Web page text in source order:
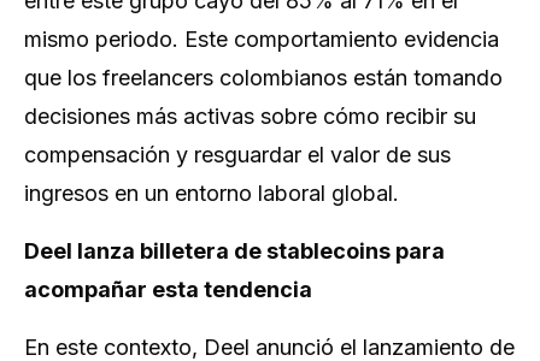
mismo periodo. Este comportamiento evidencia
que los freelancers colombianos están tomando
decisiones más activas sobre cómo recibir su
compensación y resguardar el valor de sus
ingresos en un entorno laboral global.
Deel lanza billetera de stablecoins para
acompañar esta tendencia
En este contexto, Deel anunció el lanzamiento de